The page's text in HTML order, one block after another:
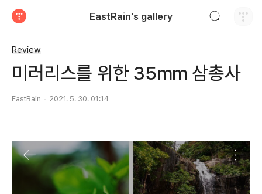
EastRain's gallery
Review
미러리스를 위한 35mm 삼총사
EastRain 2021. 5. 30. 01:14